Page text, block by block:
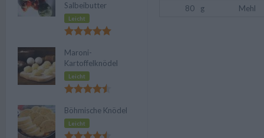
80
g Mehl
Salbeibutter
Leicht
Maroni-
Kartoffelknödel
Leicht
Böhmische Knödel
Leicht